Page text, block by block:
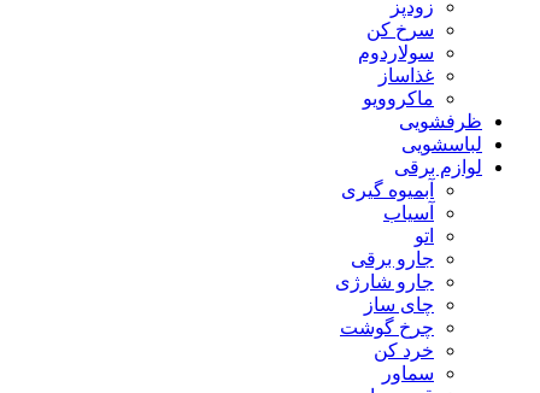
زودپز
سرخ کن
سولاردوم
غذاساز
ماکروویو
ظرفشویی
لباسشویی
لوازم برقی
آبمیوه گیری
آسیاب
اتو
جارو برقی
جارو شارژی
چای ساز
چرخ گوشت
خرد کن
سماور